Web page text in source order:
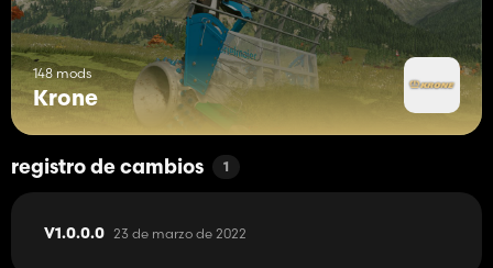
148 mods
Krone
registro de cambios 1
V1.0.0.0 23 de marzo de 2022